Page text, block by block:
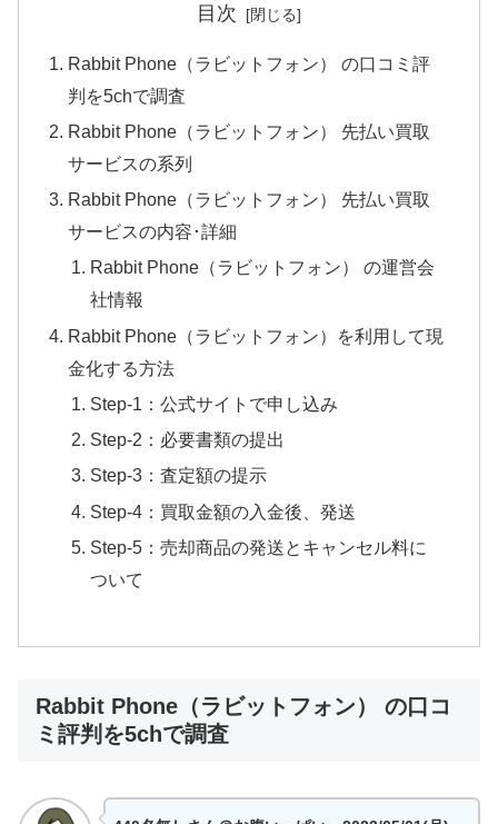
目次
Rabbit Phone（ラビットフォン） の口コミ評
判を5chで調査
Rabbit Phone（ラビットフォン） 先払い買取
サービスの系列
Rabbit Phone（ラビットフォン） 先払い買取
サービスの内容･詳細
Rabbit Phone（ラビットフォン） の運営会
社情報
Rabbit Phone（ラビットフォン）を利用して現
金化する方法
Step-1：公式サイトで申し込み
Step-2：必要書類の提出
Step-3：査定額の提示
Step-4：買取金額の入金後、発送
Step-5：売却商品の発送とキャンセル料に
ついて
Rabbit Phone（ラビットフォン） の口コ
ミ評判を5chで調査